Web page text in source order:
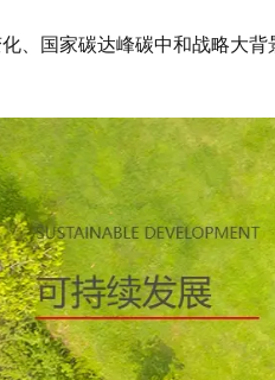
、国家碳达峰碳中和战略大